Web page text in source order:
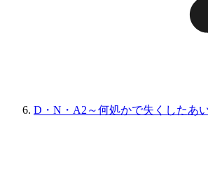
D・N・A2～何処かで失くしたあ